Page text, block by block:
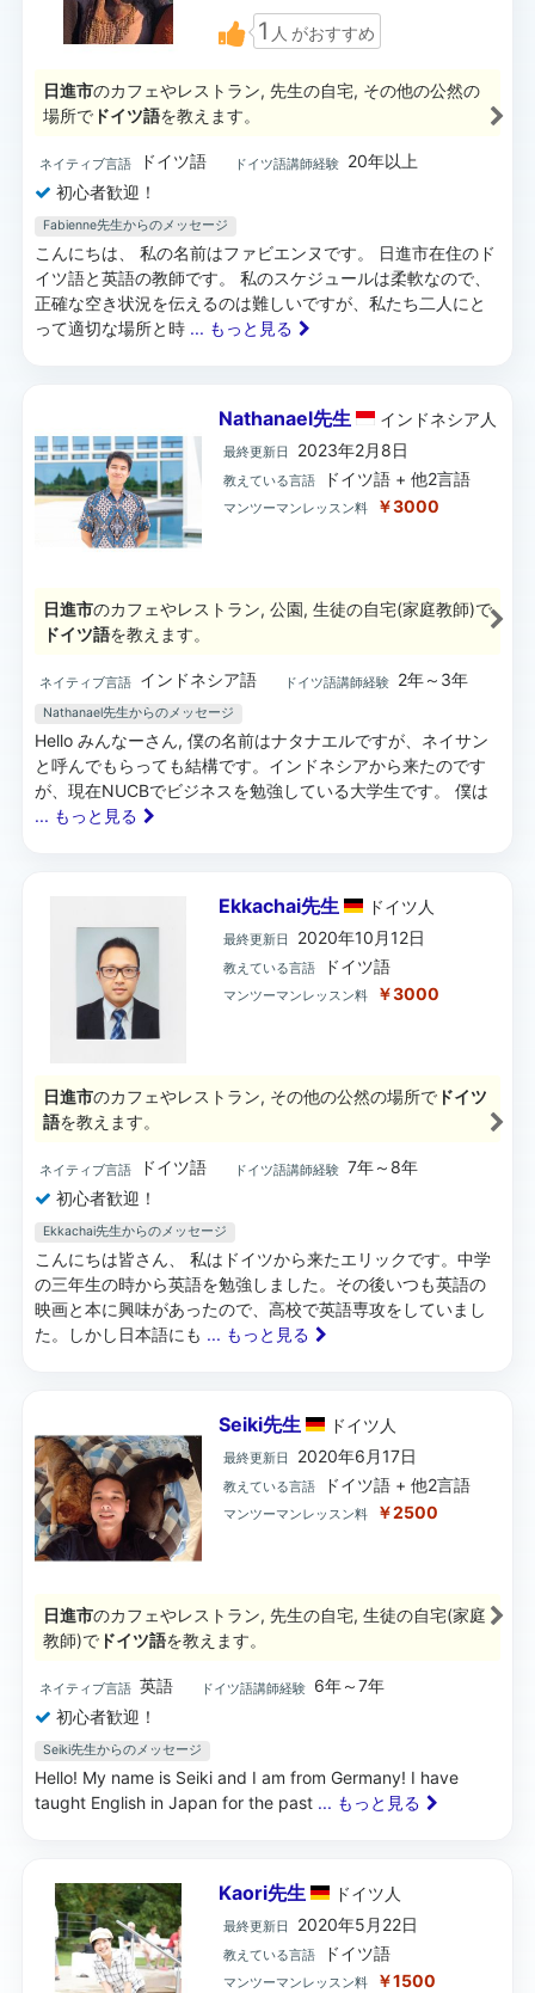
1 人 がおすすめ
日進市のカフェやレストラン, 先生の自宅, その他の公然の
場所で ドイツ語を教えます。
ネイティブ言語 ドイツ語 ドイツ語講師経験
20年以上
初心者歓迎！
Fabienne先生からのメッセージ
こんにちは、 私の名前はファビエンヌです。 日進市在住のド
イツ語と英語の教師です。 私のスケジュールは柔軟なので、
正確な空き状況を伝えるのは難しいですが、私たち二人にと
って適切な場所と時 ... もっと見る
Nathanael先生 インドネシア 人
最終更新日 2023年2月8日
教えている言語 ドイツ語 + 他2言語
マンツーマンレッスン料 ￥3000
日進市のカフェやレストラン, 公園, 生徒の自宅(家庭教師)で
ドイツ語を教えます。
ネイティブ言語 インドネシア語 ドイツ語講師経験 2年～3年
Nathanael先生からのメッセージ
Hello みんなーさん, 僕の名前はナタナエルですが、ネイサン
と呼んでもらっても結構です。インドネシアから来たのです
が、現在NUCBでビジネスを勉強している大学生です。 僕は
... もっと見る
Ekkachai先生 ドイツ 人
最終更新日 2020年10月12日
教えている言語 ドイツ語
マンツーマンレッスン料 ￥3000
日進市のカフェやレストラン, その他の公然の場所で ドイツ
語を教えます。
ネイティブ言語 ドイツ語 ドイツ語講師経験 7年～8年
初心者歓迎！
Ekkachai先生からのメッセージ
こんにちは皆さん、 私はドイツから来たエリックです。中学
の三年生の時から英語を勉強しました。その後いつも英語の
映画と本に興味があったので、高校で英語専攻をしていまし
た。しかし日本語にも ... もっと見る
Seiki先生 ドイツ 人
最終更新日 2020年6月17日
教えている言語 ドイツ語 + 他2言語
マンツーマンレッスン料 ￥2500
日進市のカフェやレストラン, 先生の自宅, 生徒の自宅(家庭
教師)で ドイツ語を教えます。
ネイティブ言語 英語 ドイツ語講師経験
6年～7年
初心者歓迎！
Seiki先生からのメッセージ
Hello! My name is Seiki and I am from Germany! I have
taught English in Japan for the past ... もっと見る
Kaori先生 ドイツ 人
最終更新日 2020年5月22日
教えている言語 ドイツ語
マンツーマンレッスン料 ￥1500